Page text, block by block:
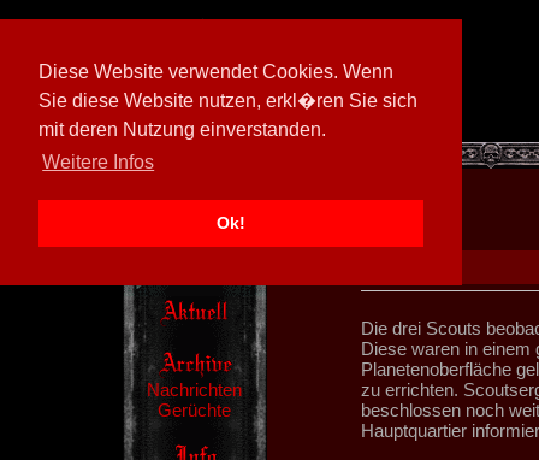
Diese Website verwendet Cookies. Wenn
Sie diese Website nutzen, erkl�ren Sie sich
mit deren Nutzung einverstanden.
Weitere Infos
Ok!
[ 605026/M3]
Nachrichten
Gerüchte
Die drei Scouts
Diese waren in einem
Planetenoberfläche
zu errichten.
beschlossen noch
Hauptquartier